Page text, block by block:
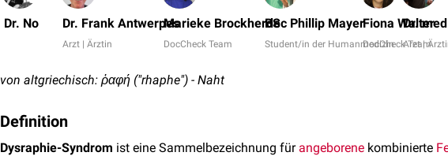
Dr. No Dr. Frank Antwerpes
Arzt | Ärztin
Marieke Brockherde
DocCheck Team
BSc Phillip Mayer
Student/in der Humanmedizin
Fiona Walter
DocCheck Team
Dr.
Arzt |
von altgriechisch: ῥαφή ("rhaphe") - Naht
Definition
Dysraphie-Syndrom ist eine Sammelbezeichnung für angeborene kombinierte